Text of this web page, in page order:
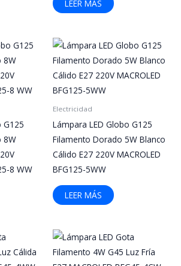
LEER MÁS
G125
8W
8 WW
Electricidad
Lámpara LED Globo G125
Filamento Dorado 5W Blanco
Cálido E27 220V MACROLED
BFG125-5WW
LEER MÁS